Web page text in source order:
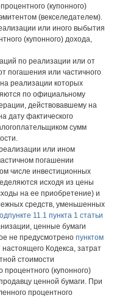
(купонного)
(векселедателем).
или иного выбытия
(купонного) дохода,
по реализации или от
погашения или частичного
реализации которых
по официальному
действовавшему на
дату фактического
сумм
или ином
погашении
числе инвестиционных
исходя из цены
на ее приобретение) и
средств, уменьшенных
11.1 пункта 1 статьи
ценные бумаги
не предусмотрено пунктом
настоящего Кодекса, затрат
стоимости
(купонного)
ценной бумаги. При
процентного